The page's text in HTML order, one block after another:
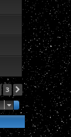
3 Suivante